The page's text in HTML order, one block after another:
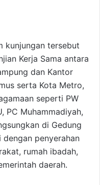
kunjungan tersebut
Kerja Sama antara
dan Kantor
serta Kota Metro,
seperti PW
PC Muhammadiyah,
di Gedung
dengan penyerahan
rumah ibadah,
daerah.